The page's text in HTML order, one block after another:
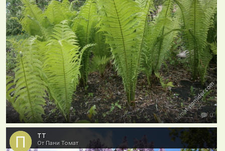
0
тт
От Пани Томат